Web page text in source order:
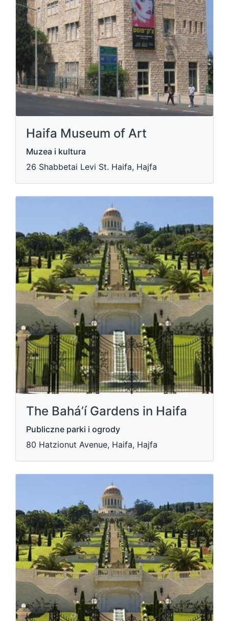
Haifa Museum of Art
Muzea i kultura
26 Shabbetai Levi St. Haifa, Hajfa
The Bahá’í Gardens in Haifa
Publiczne parki i ogrody
80 Hatzionut Avenue, Haifa, Hajfa